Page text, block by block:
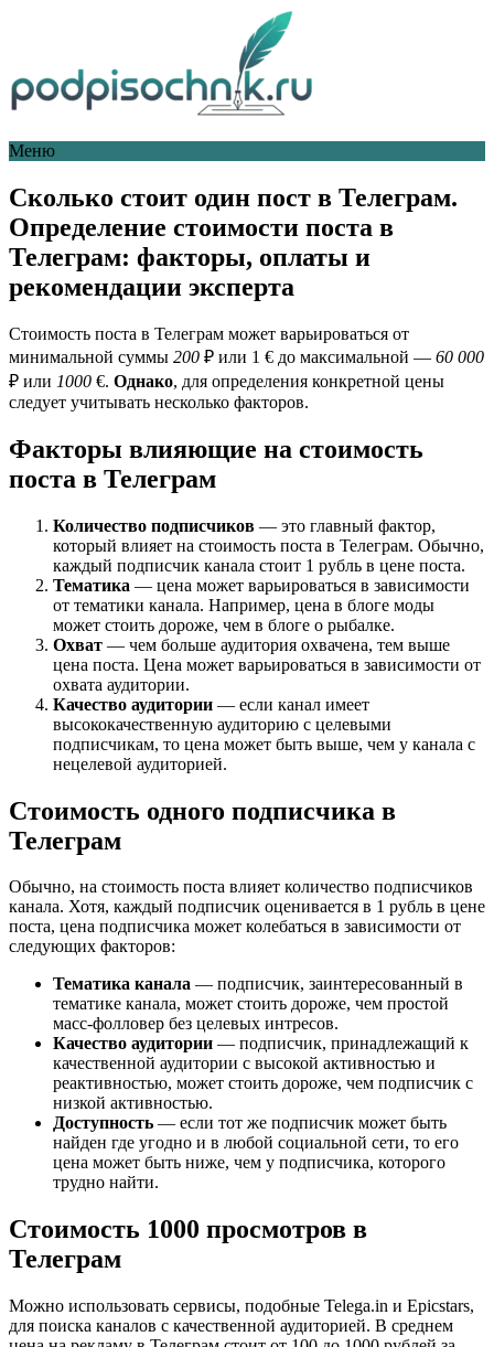
Меню
Сколько стоит один пост в Телеграм.
Определение стоимости поста в
Телеграм: факторы, оплаты и
рекомендации эксперта
Стоимость поста в Телеграм может варьироваться от
минимальной суммы 200 ₽ или 1 € до максимальной — 60 000
₽ или 1000 €. Однако, для определения конкретной цены
следует учитывать несколько факторов.
Факторы влияющие на стоимость
поста в Телеграм
Количество подписчиков — это главный фактор,
который влияет на стоимость поста в Телеграм. Обычно,
каждый подписчик канала стоит 1 рубль в цене поста.
Тематика — цена может варьироваться в зависимости
от тематики канала. Например, цена в блоге моды
может стоить дороже, чем в блоге о рыбалке.
Охват — чем больше аудитория охвачена, тем выше
цена поста. Цена может варьироваться в зависимости от
охвата аудитории.
Качество аудитории — если канал имеет
высококачественную аудиторию с целевыми
подписчикам, то цена может быть выше, чем у канала с
нецелевой аудиторией.
Стоимость одного подписчика в
Телеграм
Обычно, на стоимость поста влияет количество подписчиков
канала. Хотя, каждый подписчик оценивается в 1 рубль в цене
поста, цена подписчика может колебаться в зависимости от
следующих факторов:
Тематика канала — подписчик, заинтересованный в
тематике канала, может стоить дороже, чем простой
масс-фолловер без целевых интресов.
Качество аудитории — подписчик, принадлежащий к
качественной аудитории с высокой активностью и
реактивностью, может стоить дороже, чем подписчик с
низкой активностью.
Доступность — если тот же подписчик может быть
найден где угодно и в любой социальной сети, то его
цена может быть ниже, чем у подписчика, которого
трудно найти.
Стоимость 1000 просмотров в
Телеграм
Можно использовать сервисы, подобные Telega.in и Epicstars,
для поиска каналов с качественной аудиторией. В среднем